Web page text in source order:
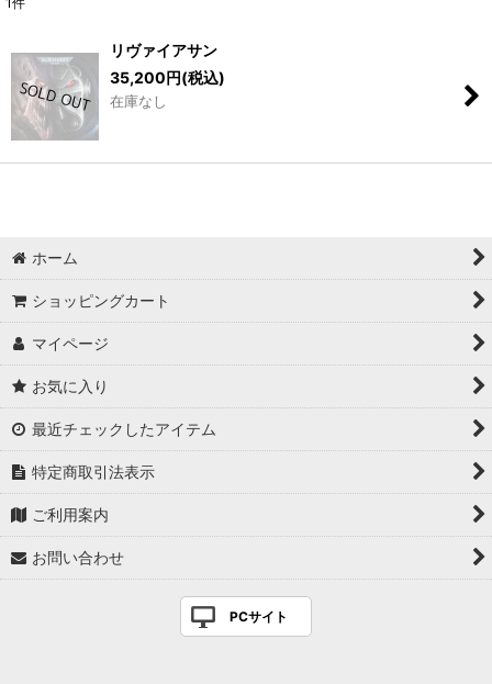
表示数:
並び順:
リヴァイアサン
35,200円(税込)
在庫なし
ホーム
ショッピングカート
マイページ
お気に入り
最近チェックしたアイテム
特定商取引法表示
ご利用案内
お問い合わせ
PCサイト